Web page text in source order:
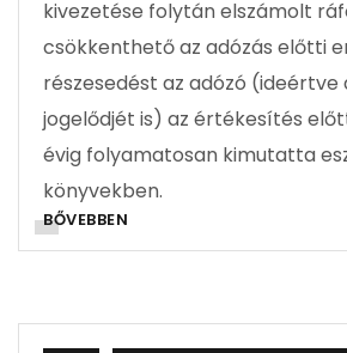
kivezetése folytán elszámolt
csökkenthető az adózás előtti
részesedést az adózó (ideértve
jogelődjét is) az értékesítés
évig folyamatosan kimutatta
könyvekben.
BŐVEBBEN